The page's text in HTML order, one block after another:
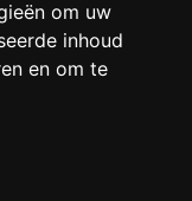
om uw
inhoud
en om te